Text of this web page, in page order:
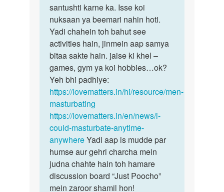
daily
mutth
marta
hu
isse
by
रोहित
Hastmaithun
ek
santushti karne ka. Isse koi
nuksaan ya beemari nahin hoti.
Yadi chahein toh bahut see
activities hain, jinmein aap samya
bitaa sakte hain. jaise ki khel –
games, gym ya koi hobbies…ok?
Yeh bhi padhiye:
https://lovematters.in/hi/resource/men-
masturbating
https://lovematters.in/en/news/i-
could-masturbate-anytime-
anywhereYadi aap is mudde par
humse aur gehri charcha mein
judna chahte hain toh hamare
discussion board “Just Poocho”
mein zaroor shamil hon!